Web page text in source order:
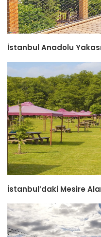
İstanbul Anadolu
İstanbul’daki Mesire